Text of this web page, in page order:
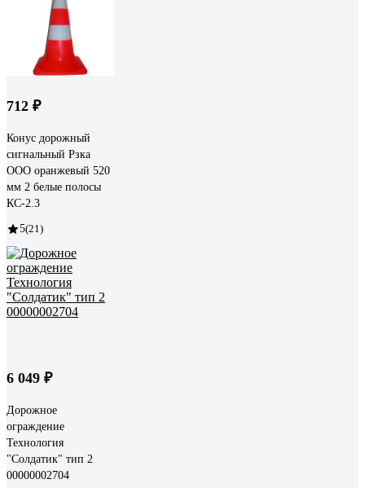
712 ₽
Конус дорожный
сигнальный Рзка
ООО оранжевый 520
мм 2 белые полосы
КС-2.3
5(21)
6 049 ₽
Дорожное
ограждение
Технология
"Солдатик" тип 2
00000002704